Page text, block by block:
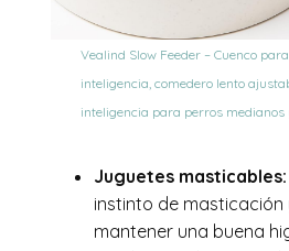
Vealind Slow Feeder – Cuenco
inteligencia, comedero lento
inteligencia para perros medianos
Juguetes masticables:
instinto de masticación
mantener una buena